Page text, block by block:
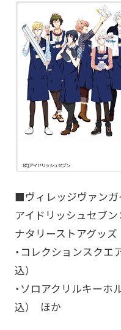
■ヴィレッジヴァンガ
アイドリッシュセブ
ナタリーストアグッズ
・コレクションスクエ
込）
・ソロアクリルキーホ
込） ほか